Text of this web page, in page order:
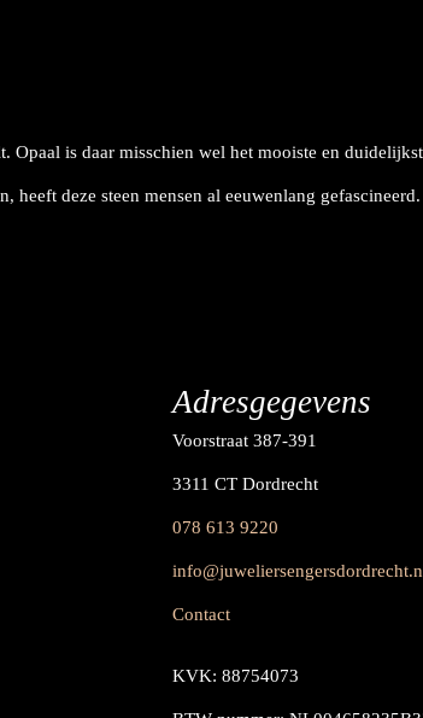
is daar misschien wel het mooiste en
deze steen mensen al eeuwenlang
Adresgegevens
Voorstraat 387-391
3311 CT Dordrecht
078 613 9220
Contact
KVK: 88754073